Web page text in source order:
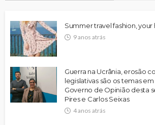
Summer travel fashion,
9 anos atrás
Guerra na Ucrânia, erosão
legislativas são os temas
Governo de Opinião desta
Pires e Carlos Seixas
4 anos atrás